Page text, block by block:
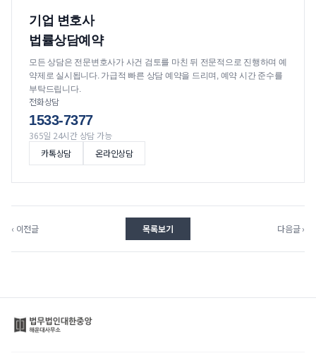
기업 변호사
법률상담예약
모든 상담은 전문변호사가 사건 검토를 마친 뒤 전문적으로 진행하며 예
약제로 실시됩니다. 가급적 빠른 상담 예약을 드리며, 예약 시간 준수를
부탁드립니다.
전화상담
1533-7377
365일 24시간 상담 가능
카톡상담
온라인상담
‹ 이전글 목록보기 다음글 ›